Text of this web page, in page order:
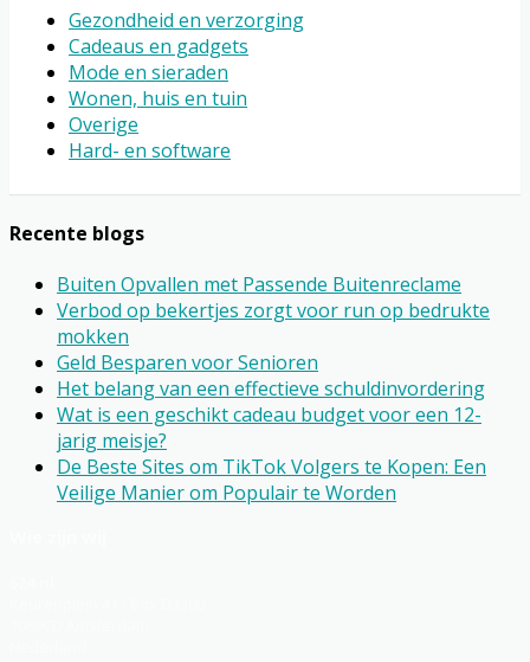
Gezondheid en verzorging
Cadeaus en gadgets
Mode en sieraden
Wonen, huis en tuin
Overige
Hard- en software
Recente blogs
Buiten Opvallen met Passende Buitenreclame
Verbod op bekertjes zorgt voor run op bedrukte
mokken
Geld Besparen voor Senioren
Het belang van een effectieve schuldinvordering
Wat is een geschikt cadeau budget voor een 12-
jarig meisje?
De Beste Sites om TikTok Volgers te Kopen: Een
Veilige Manier om Populair te Worden